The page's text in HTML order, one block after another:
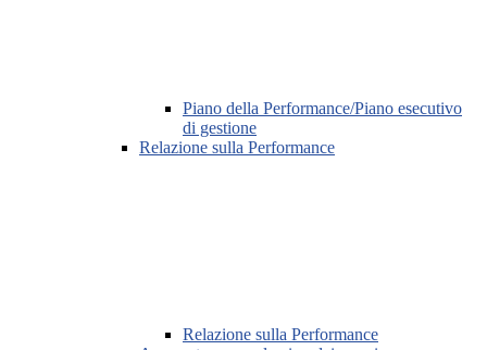
Piano della Performance/Piano esecutivo
di gestione
Relazione sulla Performance
Relazione sulla Performance